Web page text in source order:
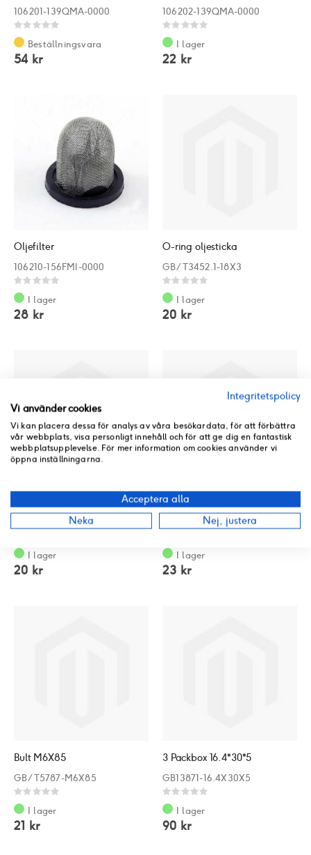
106201-139QMA-0000
Rating:
0%
Beställningsvara
54 kr
106202-139QMA-0000
Rating:
0%
I lager
22 kr
Oljefilter
106210-156FMI-0000
Rating:
0%
I lager
28 kr
O-ring oljesticka
GB/T3452.1-18X3
Rating:
0%
I lager
20 kr
GB/T3452.1-30.8X3
0%
I lager
20 kr
Bult M6X100
GB/T5787-M6X100
0%
I lager
23 kr
Bult M6X85
GB/T5787-M6X85
Rating:
0%
I lager
21 kr
3 Packbox 16.4*30*5
GB13871-16.4X30X5
Rating:
0%
I lager
90 kr
Integritetspolicy
Vi använder cookies
Vi kan placera dessa för analys av våra besökardata, för att förbättra
vår webbplats, visa personligt innehåll och för att ge dig en fantastisk
webbplatsupplevelse. För mer information om cookies använder vi
öppna inställningarna.
Acceptera alla
Neka
Nej, justera